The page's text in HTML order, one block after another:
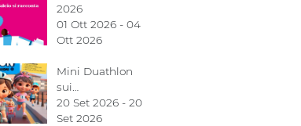
2026
01 Ott 2026 - 04
Ott 2026
Mini Duathlon
sui…
20 Set 2026 - 20
Set 2026